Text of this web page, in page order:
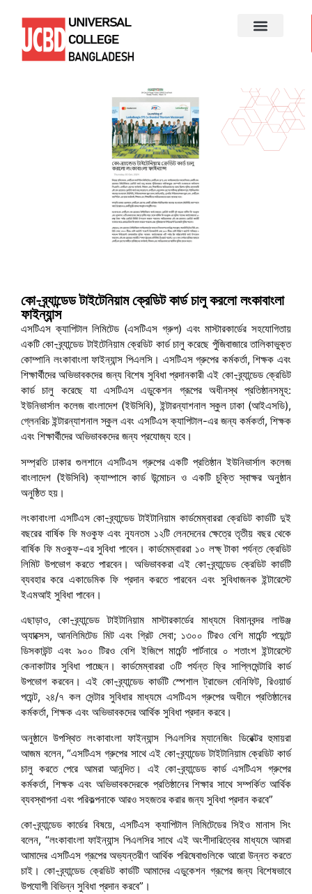
কো-ব্র্যান্ডেড টাইটেনিয়াম ক্রেডিট কার্ড চালু করলো লংকাবাংলা
ফাইন্যান্স
এসটিএস ক্যাপিটাল লিমিটেড (এসটিএস গ্রুপ) এবং মাস্টারকার্ডের সহযোগিতায়
একটি কো-ব্র্যান্ডেড টাইটেনিয়াম ক্রেডিট কার্ড চালু করেছে পুঁজিবাজারে তালিকাভুক্ত
কোম্পানি লংকাবাংলা ফাইন্যান্স পিএলসি। এসটিএস গ্রুপের কর্মকর্তা, শিক্ষক এবং
শিক্ষার্থীদের অভিভাবকদের জন্য বিশেষ সুবিধা প্রদানকারী এই কো-ব্র্যান্ডেড ক্রেডিট
কার্ড চালু করেছে যা এসটিএস এডুকেশন গ্রূপের অধীনস্থ প্রতিষ্ঠানসমূহ:
ইউনিভার্সাল কলেজ বাংলাদেশ (ইউসিবি), ইন্টারন্যাশনাল স্কুল ঢাকা (আইএসডি),
গ্লেনরিচ ইন্টারন্যাশনাল স্কুল এবং এসটিএস ক্যাপিটাল-এর জন্য কর্মকর্তা, শিক্ষক
এবং শিক্ষার্থীদের অভিভাবকদের জন্য প্রযোজ্য হবে।
সম্প্রতি ঢাকার গুলশানে এসটিএস গ্রুপের একটি প্রতিষ্ঠান ইউনিভার্সাল কলেজ
বাংলাদেশ (ইউসিবি) ক্যাম্পাসে কার্ড উন্মোচন ও একটি চুক্তি স্বাক্ষর অনুষ্ঠান
অনুষ্ঠিত হয়।
লংকাবাংলা এসটিএস কো-ব্র্যান্ডেড টাইটানিয়াম কার্ডমেম্বাররা ক্রেডিট কার্ডটি দুই
বছরের বার্ষিক ফি মওকুফ এবং ন্যূনতম ১২টি লেনদেনের ক্ষেত্রে তৃতীয় বছর থেকে
বার্ষিক ফি মওকুফ-এর সুবিধা পাবেন। কার্ডমেম্বাররা ১০ লক্ষ্ টাকা পর্যন্ত ক্রেডিট
লিমিট উপভোগ করতে পারবেন। অভিভাবকরা এই কো-ব্র্যান্ডেড ক্রেডিট কার্ডটি
ব্যবহার করে একাডেমিক ফি প্রদান করতে পারবেন এবং সুবিধাজনক ইন্টারেস্টে
ইএমআই সুবিধা পাবেন।
এছাড়াও, কো-ব্র্যান্ডেড টাইটানিয়াম মাস্টারকার্ডের মাধ্যমে বিমানবন্দর লাউঞ্জ
অ্যাক্সেস, আনলিমিটেড মিট এবং গ্রিট সেবা; ১৩০০ টিরও বেশি মার্চেন্ট পয়েন্টে
ডিসকাউন্ট এবং ৯০০ টিরও বেশি ইজিপে মার্চেন্ট পার্টনারে ০ শতাংশ ইন্টারেস্টে
কেনাকাটার সুবিধা পাচ্ছেন। কার্ডমেম্বাররা ৩টি পর্যন্ত ফ্রি সাপ্লিমেন্টারি কার্ড
উপভোগ করবেন। এই কো-ব্র্যান্ডেড কার্ডটি স্পেশাল ট্রাভেল বেনিফিট, রিওয়ার্ড
পয়েন্ট, ২৪/৭ কল সেন্টার সুবিধার মাধ্যমে এসটিএস গ্রুপের অধীনে প্রতিষ্ঠানের
কর্মকর্তা, শিক্ষক এবং অভিভাবকদের আর্থিক সুবিধা প্রদান করবে।
অনুষ্ঠানে উপস্থিত লংকাবাংলা ফাইন্যান্স পিএলসির ম্যানেজিং ডিরেক্টর হুমায়রা
আজম বলেন, “এসটিএস গ্রুপের সাথে এই কো-ব্র্যান্ডেড টাইটানিয়াম ক্রেডিট কার্ড
চালু করতে পেরে আমরা আনন্দিত। এই কো-ব্র্যান্ডেড কার্ড এসটিএস গ্রুপের
কর্মকর্তা, শিক্ষক এবং অভিভাবকদেরকে প্রতিষ্ঠানের শিক্ষার সাথে সম্পর্কিত আর্থিক
ব্যবস্থাপনা এবং পরিকল্পনাকে আরও সহজতর করার জন্য সুবিধা প্রদান করবে”
কো-ব্র্যান্ডেড কার্ডের বিষয়ে, এসটিএস ক্যাপিটাল লিমিটেডের সিইও মানাস সিং
বলেন, “লংকাবাংলা ফাইন্যান্স পিএলসির সাথে এই অংশীদারিত্বের মাধ্যমে আমরা
আমাদের এসটিএস গ্রূপের অভ্যন্তরীণ আর্থিক পরিষেবাগুলিকে আরো উন্নত করতে
চাই। কো-ব্র্যান্ডেড ক্রেডিট কার্ডটি আমাদের এডুকেশন গ্রূপের জন্য বিশেষভাবে
উপযোগী বিভিন্ন সুবিধা প্রদান করবে”।